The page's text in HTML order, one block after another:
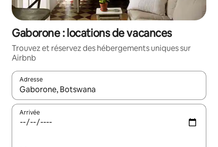
Gaborone : locations de vacances
Trouvez et réservez des hébergements uniques sur
Airbnb
Adresse
Lorsque les résultats s'affichent, utilisez les flèches vers le
Arrivée